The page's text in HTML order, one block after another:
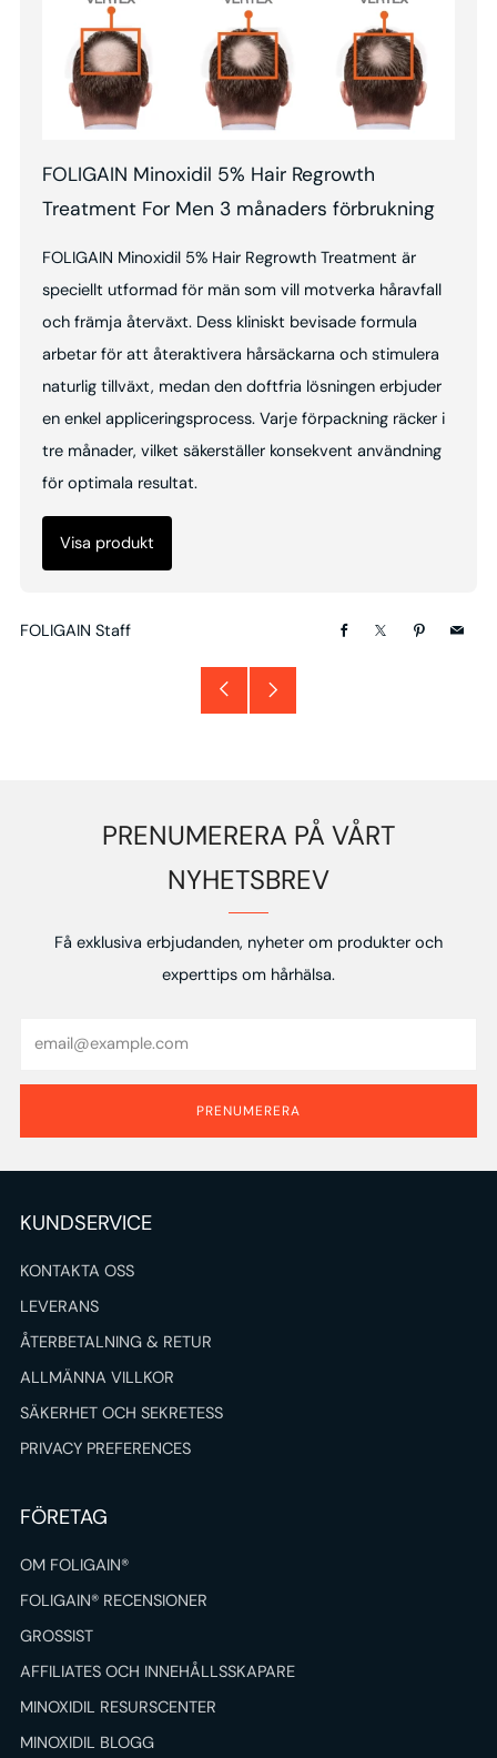
FOLIGAIN Minoxidil 5% Hair Regrowth
Treatment For Men 3 månaders förbrukning
FOLIGAIN Minoxidil 5% Hair Regrowth Treatment är
speciellt utformad för män som vill motverka håravfall
och främja återväxt. Dess kliniskt bevisade formula
arbetar för att återaktivera hårsäckarna och stimulera
naturlig tillväxt, medan den doftfria lösningen erbjuder
en enkel appliceringsprocess. Varje förpackning räcker i
tre månader, vilket säkerställer konsekvent användning
för optimala resultat.
Visa produkt
FOLIGAIN Staff Facebook
X PinterestEmail
Äldre
PRENUMERERA PÅ VÅRT
NYHETSBREV
Få exklusiva erbjudanden, nyheter om produkter och
experttips om hårhälsa.
PRENUMERERA
KUNDSERVICE
KONTAKTA OSS
LEVERANS
ÅTERBETALNING & RETUR
ALLMÄNNA VILLKOR
SÄKERHET OCH SEKRETESS
PRIVACY PREFERENCES
FÖRETAG
OM FOLIGAIN®
FOLIGAIN® RECENSIONER
GROSSIST
AFFILIATES OCH INNEHÅLLSSKAPARE
MINOXIDIL RESURSCENTER
MINOXIDIL BLOGG